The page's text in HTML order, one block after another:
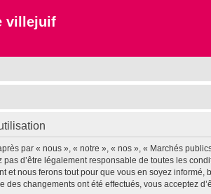
villejuif
par « nous », « notre », « nos », « Marchés
d’être légalement responsable de toutes les
et nous ferons tout pour que vous en soyez
changements ont été effectués, vous acceptez